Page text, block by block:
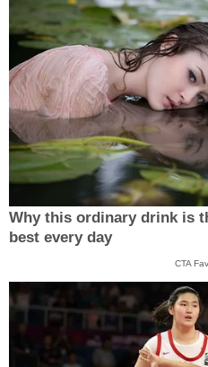
Why this ordinary drink is
best every day
CTA